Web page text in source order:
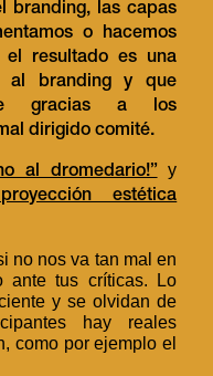
branding, las capas
o hacemos
resultado es una
al branding y que
gracias a los
dirigido comité.
al dromedario!”y
estética
no nos va tan mal en
ante tus críticas. Lo
y se olvidan de
hay reales
como por ejemplo el